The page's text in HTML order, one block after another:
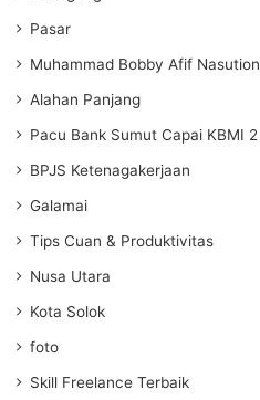
Pasar
Muhammad Bobby Afif Nasution
Alahan Panjang
Pacu Bank Sumut Capai KBMI 2
BPJS Ketenagakerjaan
Galamai
Tips Cuan & Produktivitas
Nusa Utara
Kota Solok
foto
Skill Freelance Terbaik